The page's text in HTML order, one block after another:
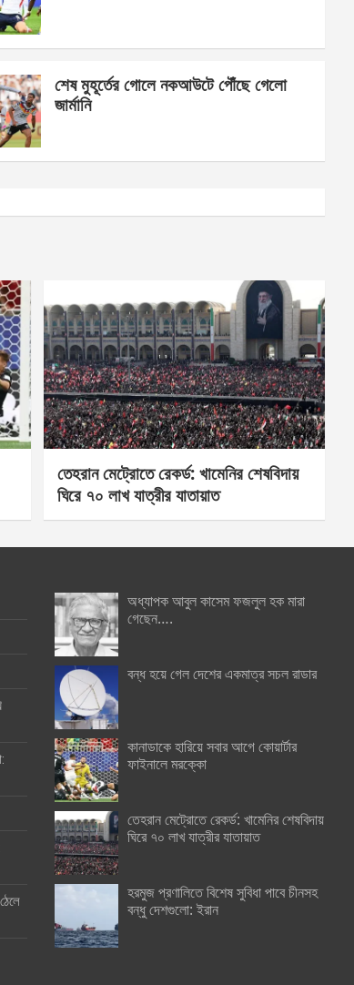
শেষ মুহূর্তের গোলে নকআউটে পৌঁছে গেলো
জার্মানি
তেহরান মেট্রোতে রেকর্ড: খামেনির শেষবিদায়
ঘিরে ৭০ লাখ যাত্রীর যাতায়াত
অধ্যাপক আবুল কাসেম ফজলুল হক মারা
গেছেন….
বন্ধ হয়ে গেল দেশের একমাত্র সচল রাডার
কানাডাকে হারিয়ে সবার আগে কোয়ার্টার
ফাইনালে মরক্কো
তেহরান মেট্রোতে রেকর্ড: খামেনির শেষবিদায়
ঘিরে ৭০ লাখ যাত্রীর যাতায়াত
হরমুজ প্রণালিতে বিশেষ সুবিধা পাবে চীনসহ
বন্ধু দেশগুলো: ইরান